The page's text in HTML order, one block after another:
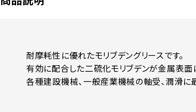
耐摩耗性に優れたモリブデングリースです。
有効に配合した二硫化モリブデンが金属表
各種建設機械、一般産業機械の軸受、潤滑に